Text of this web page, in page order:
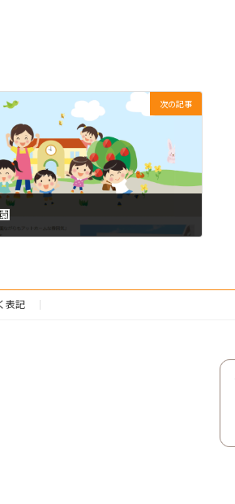
次の記事
表記